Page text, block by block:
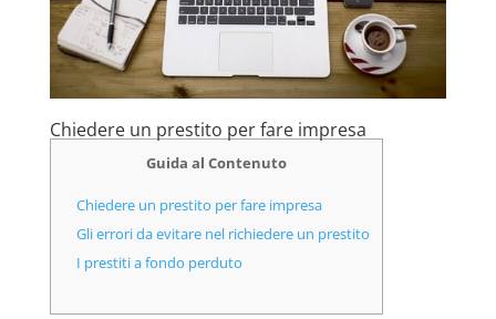
Chiedere un prestito per fare impresa
Guida al Contenuto
Chiedere un prestito per fare impresa
Gli errori da evitare nel richiedere un prestito
I prestiti a fondo perduto